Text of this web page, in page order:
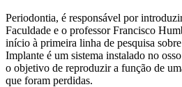
Periodontia, é responsável por
Faculdade e o professor Francisco
início à primeira linha de pesquisa
Implante é um sistema instalado no
o objetivo de reproduzir a função de
que foram perdidas.